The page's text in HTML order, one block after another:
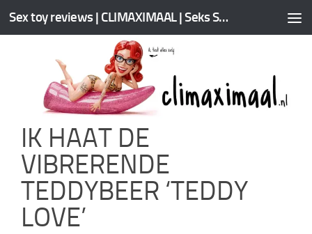
Sex toy reviews | CLIMAXIMAAL | Seks Speeltjes | Tips
IK HAAT DE
VIBRERENDE
TEDDYBEER ‘TEDDY
LOVE’